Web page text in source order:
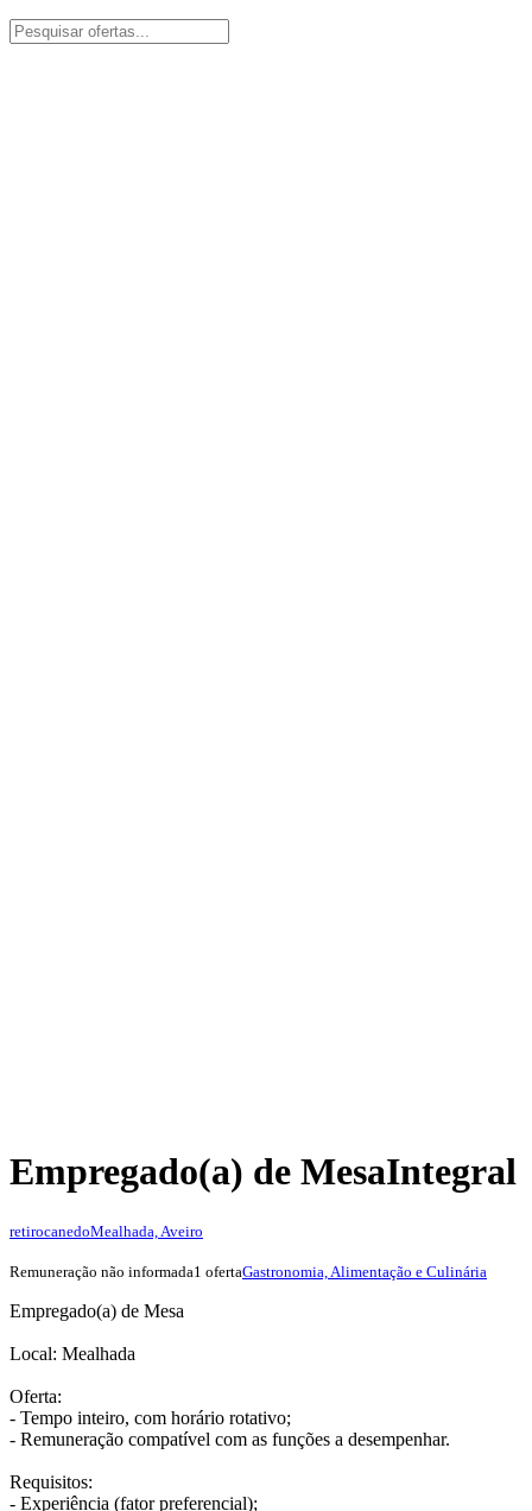
Empregado(a) de MesaIntegral
retirocanedoMealhada, Aveiro
Remuneração não informada1 ofertaGastronomia, Alimentação e Culinária
Empregado(a) de Mesa
Local: Mealhada
Oferta:
- Tempo inteiro, com horário rotativo;
- Remuneração compatível com as funções a desempenhar.
Requisitos:
- Experiência (fator preferencial);